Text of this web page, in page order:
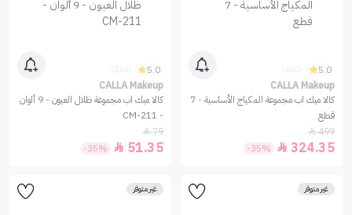
5.0
CALLA Makeup
كالا ميك اب مجموعة المكياج الأساسية - 7
قطع
499

324.35

-35%
5.0
CALLA Makeup
كالا ميك اب مجموعة ظلال العيون - 9 ألوان
- CM-211
79

51.35

-35%
غير متوفر غير متوفر